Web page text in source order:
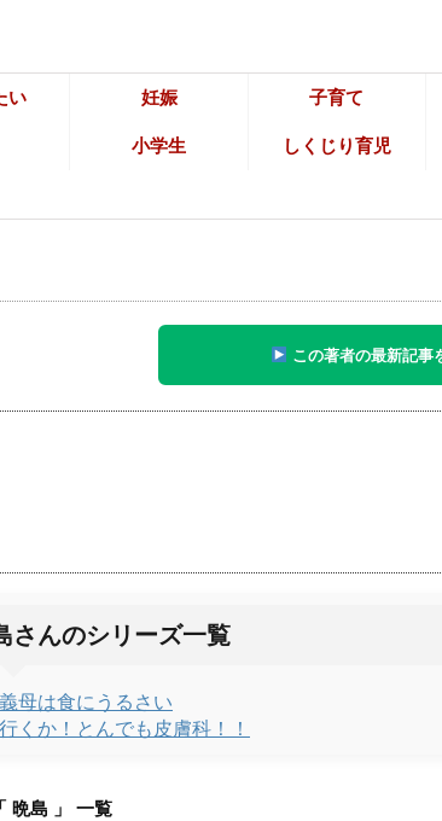
い 妊娠 子育て
小学生 しくじり育児
この著者の最新記事
さんのシリーズ一覧
母は食にうるさい
くか！とんでも皮膚科！！
「 晩島 」 一覧